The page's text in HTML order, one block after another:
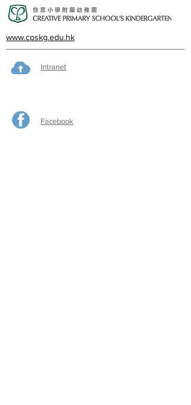
www.cpskg.edu.hk
Intranet
Facebook